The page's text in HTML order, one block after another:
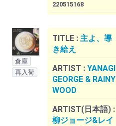
220515168
倉庫
再入荷
TITLE : 主よ、導
き給え
ARTIST : YANAGI
GEORGE & RAINY
WOOD
ARTIST(日本語) :
柳ジョージ&レイ